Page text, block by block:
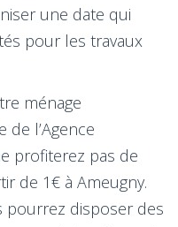
une date qui
pour les travaux
ménage
de l’Agence
profiterez pas de
de 1€ à Ameugny.
pourrez disposer des